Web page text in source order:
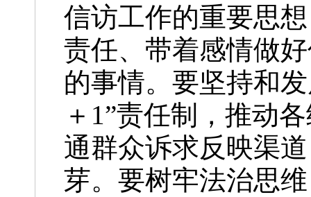
信访工作的重要思
责任、带着感情做
的事情。要坚持和
＋1”责任制，推动
通群众诉求反映渠
芽。要树牢法治思